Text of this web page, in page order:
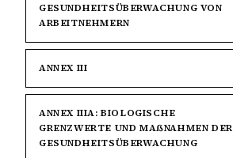
GESUNDHEITSÜBERWACHUNG VON
ARBEITNEHMERN
ANNEX III
ANNEX IIIA: BIOLOGISCHE
GRENZWERTE UND MAẞNAHMEN DER
GESUNDHEITSÜBERWACHUNG